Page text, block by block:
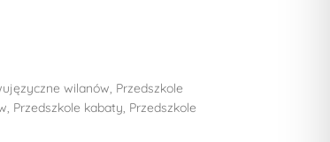
wilanów, Przedszkole
Przedszkole kabaty, Przedszkole